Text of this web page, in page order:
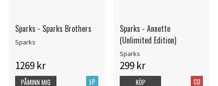
Sparks - Sparks Brothers
Sparks
1269 kr
LP
PÅMINN MIG
Sparks - Annette
(Unlimited Edition)
Sparks
299 kr
CD
KÖP